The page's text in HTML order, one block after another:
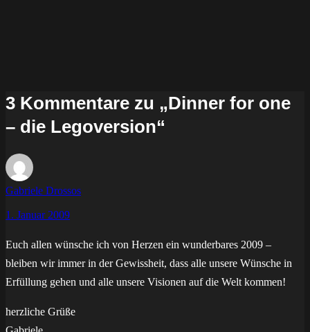
3 Kommentare zu „Dinner for one
– die Legoversion“
Gabriele Drossos
1. Januar 2009
Euch allen wünsche ich von Herzen ein wunderbares 2009 –
bleiben wir immer in der Gewissheit, dass alle unsere Wünsche in
Erfüllung gehen und alle unsere Visionen auf die Welt kommen!
herzliche Grüße